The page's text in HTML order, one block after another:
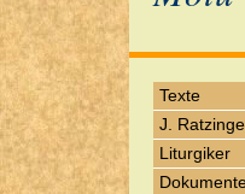
Texte
J.
Liturgiker